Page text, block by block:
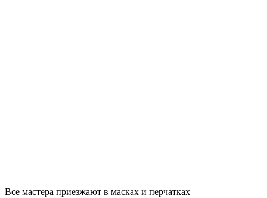
Все мастера приезжают в масках и перчатках